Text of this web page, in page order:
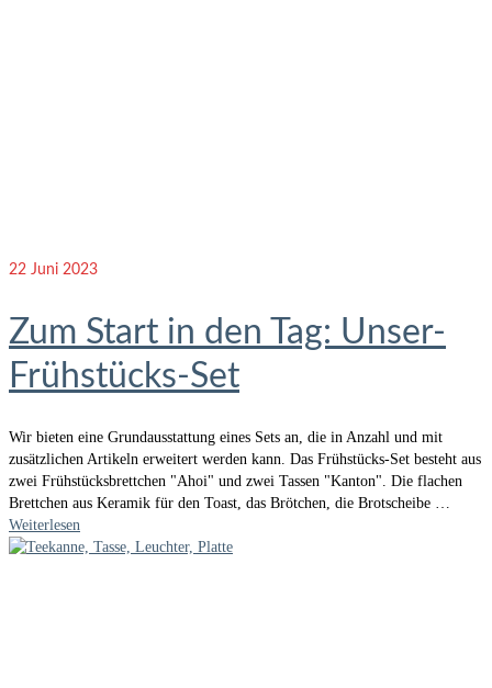
22 Juni 2023
Zum Start in den Tag: Unser-
Frühstücks-Set
Wir bieten eine Grundausstattung eines Sets an, die in Anzahl und mit
zusätzlichen Artikeln erweitert werden kann. Das Frühstücks-Set besteht aus
zwei Frühstücksbrettchen "Ahoi" und zwei Tassen "Kanton". Die flachen
Brettchen aus Keramik für den Toast, das Brötchen, die Brotscheibe …
Weiterlesen